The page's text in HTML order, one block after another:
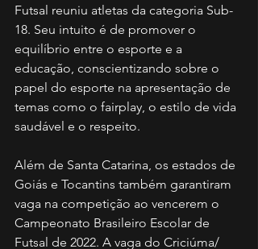
Futsal reuniu atletas da categoria Sub-
18. Seu intuito é de promover o
equilíbrio entre o esporte e a
educação, conscientizando sobre o
papel do esporte na apresentação de
temas como o fairplay, o estilo de vida
saudável e o respeito.
Além de Santa Catarina, os estados de
Goiás e Tocantins também garantiram
vaga na competição ao vencerem o
Campeonato Brasileiro Escolar de
Futsal de 2022. A vaga do Criciúma/